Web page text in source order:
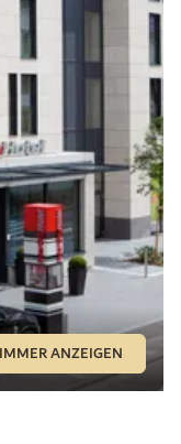
ANZEIGEN